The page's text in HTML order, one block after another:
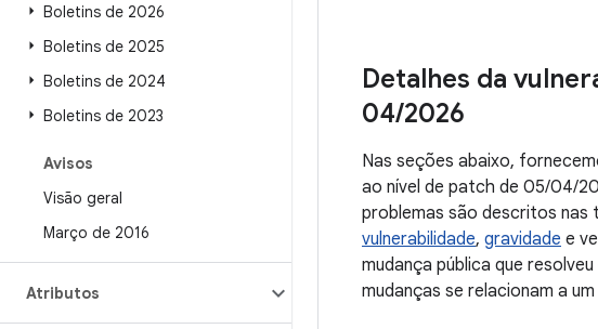
Boletins de 2026
Boletins de 2025
Boletins de 2024
Boletins de 2023
Avisos
Visão geral
Março de 2016
Atributos
Detalhes da
04/2026
Nas seções abaixo,
ao nível de patch de 05/04/
problemas são descritos nas
vulnerabilidade, gravidade e
mudança pública que
mudanças se relacionam a